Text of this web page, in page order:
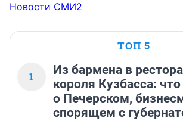
Новости СМИ2
ТОП 5
1
Из бармена в
короля Кузбасса:
о Печерском,
спорящем с